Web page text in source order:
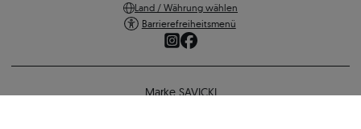
Land / Währung wählen
Barrierefreiheitsmenü
Marke SAVICKI